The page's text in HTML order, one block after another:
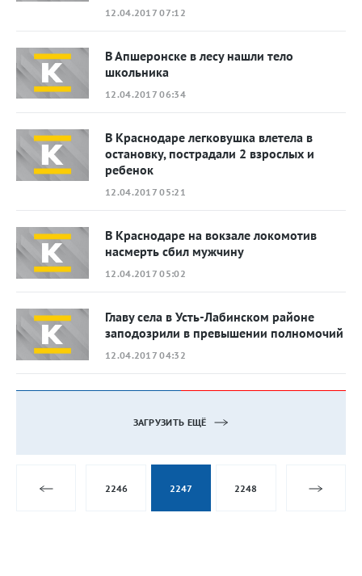
12.04.2017 07:12
В Апшеронске в лесу нашли тело
школьника
12.04.2017 06:34
В Краснодаре легковушка влетела в
остановку, пострадали 2 взрослых и
ребенок
12.04.2017 05:21
В Краснодаре на вокзале локомотив
насмерть сбил мужчину
12.04.2017 05:02
Главу села в Усть-Лабинском районе
заподозрили в превышении полномочий
12.04.2017 04:32
ЗАГРУЗИТЬ ЕЩЁ
2246 2247 2248